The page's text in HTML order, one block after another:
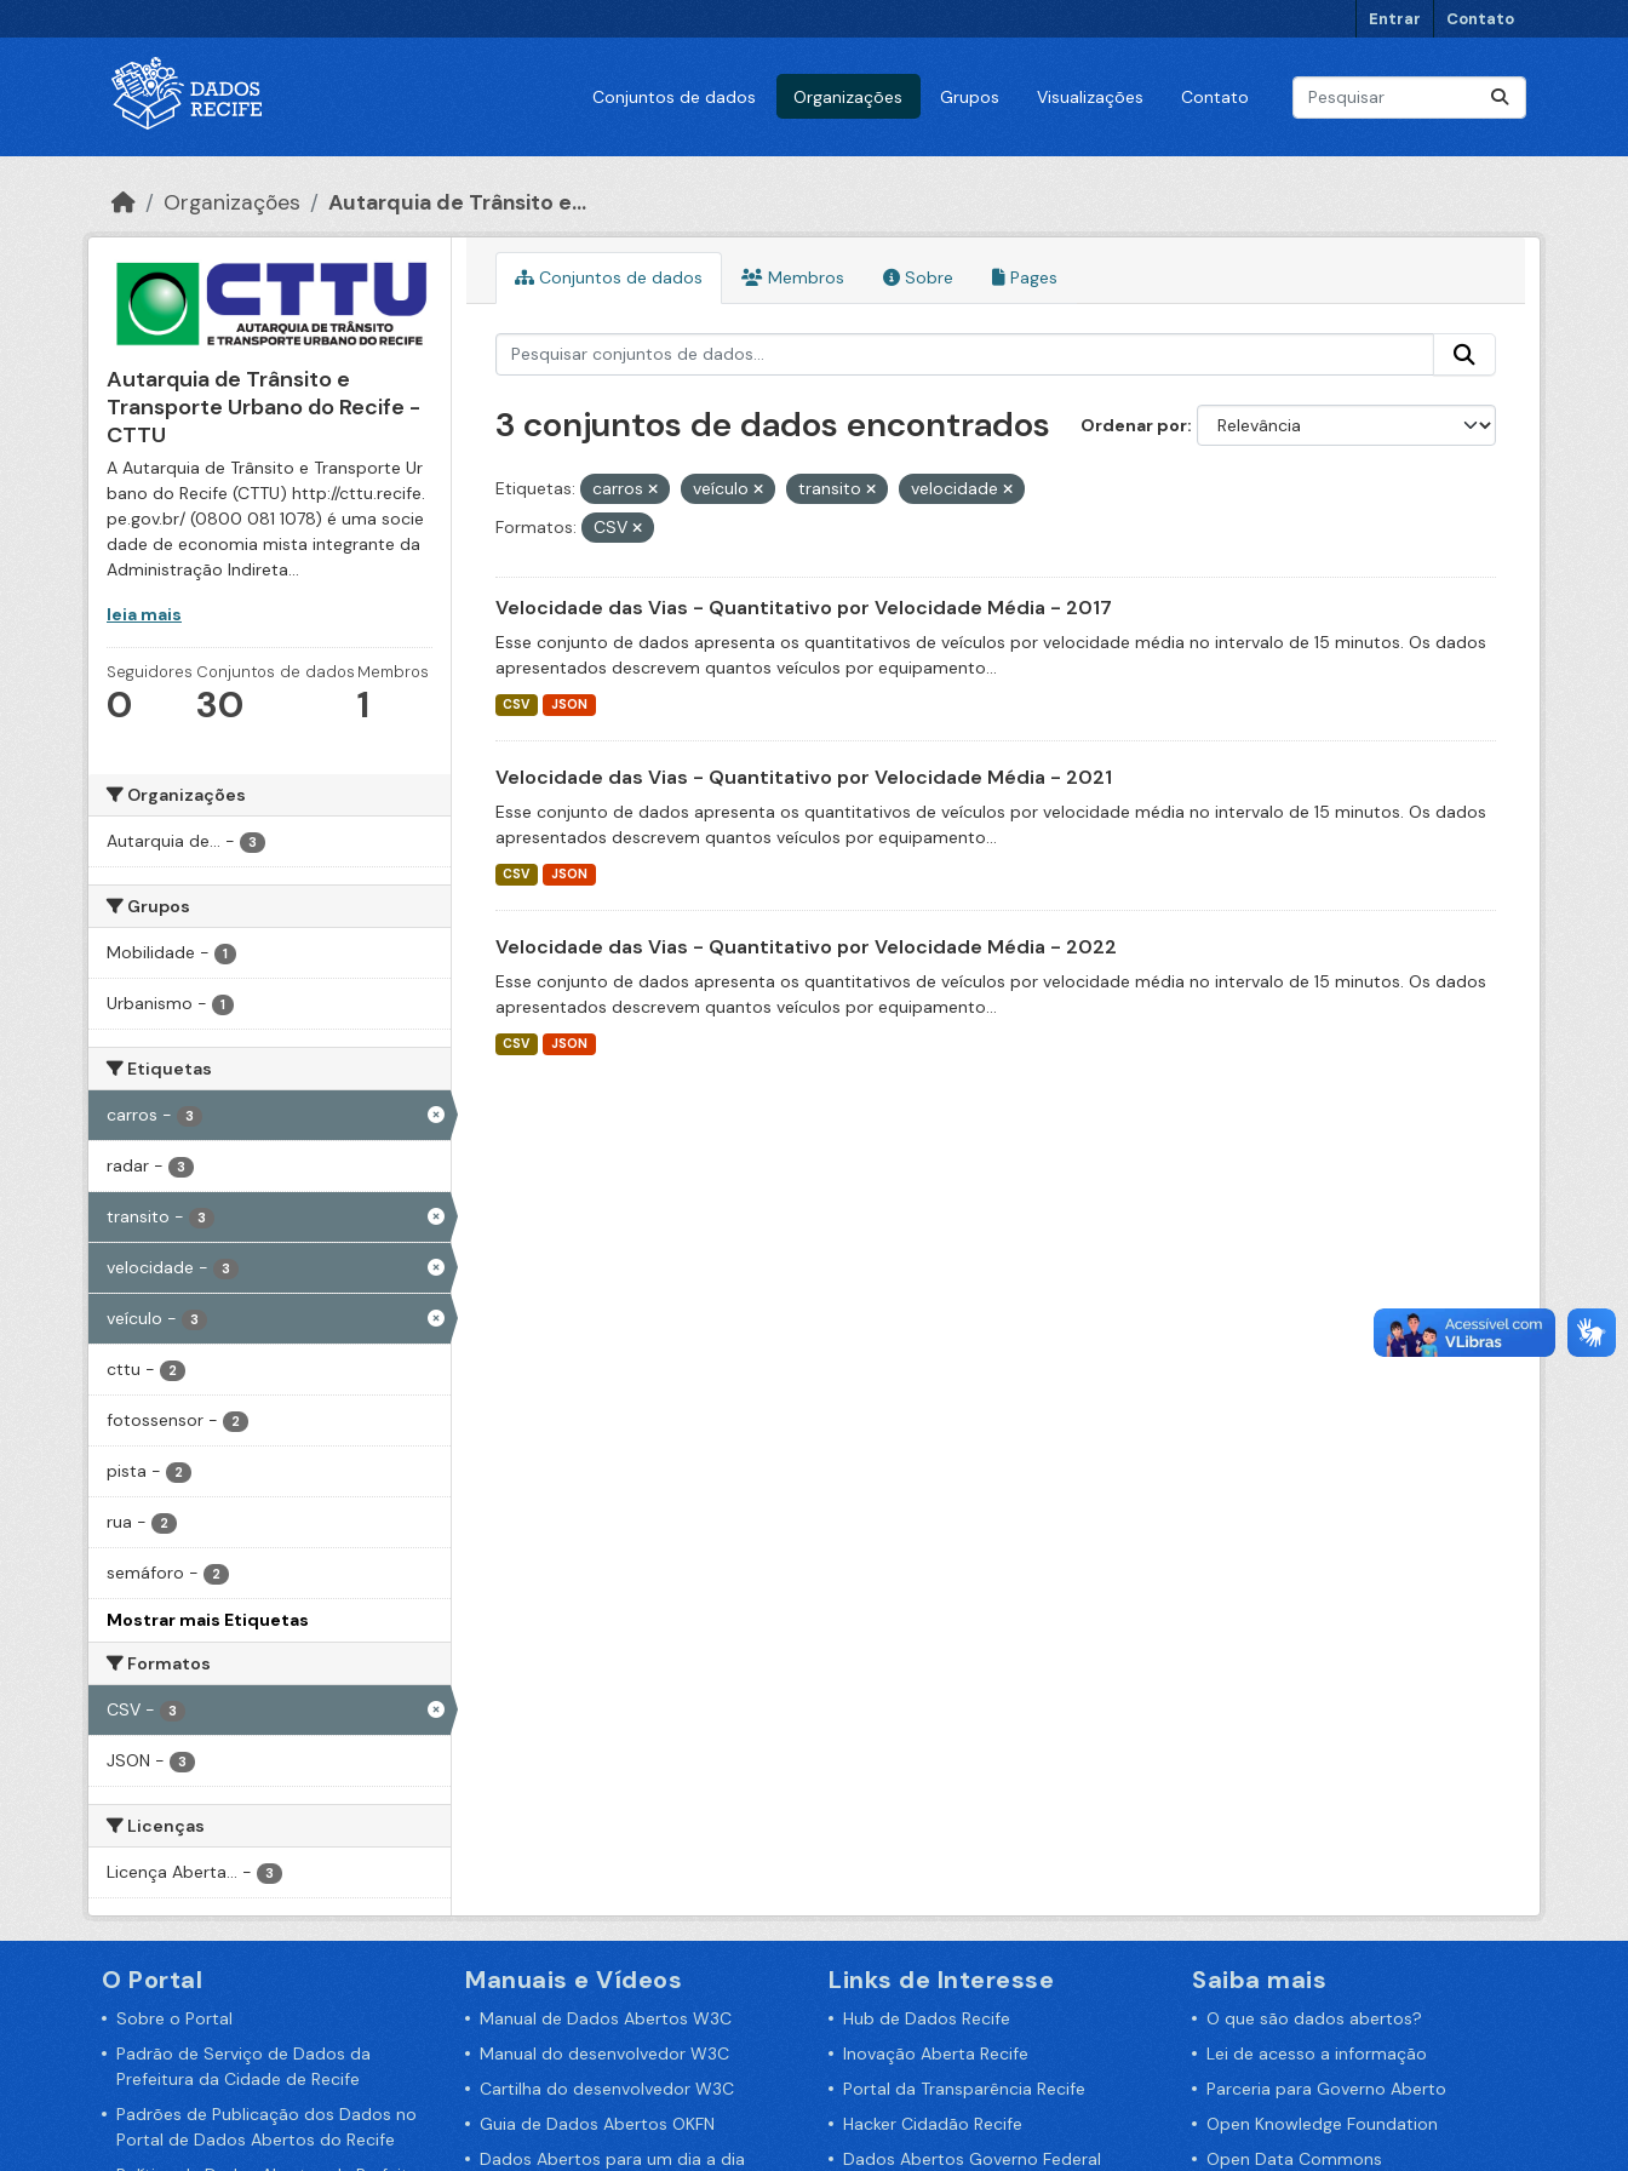
Entrar Contato
Conjuntos de dados Organizações Grupos Visualizações Contato
Organizações Autarquia de Trânsito e...
Autarquia de Trânsito e
Transporte Urbano do Recife -
CTTU
A Autarquia de Trânsito e Transporte Ur
bano do Recife (CTTU) http://cttu.recife.
pe.gov.br/ (0800 081 1078) é uma socie
dade de economia mista integrante da
Administração Indireta...
leia mais
Seguidores
0
Conjuntos de dados
30
Membros
1
Organizações
Autarquia de... - 3
Grupos
Mobilidade - 1
Urbanismo - 1
Etiquetas
carros - 3
radar - 3
transito - 3
velocidade - 3
veículo - 3
cttu - 2
fotossensor - 2
pista - 2
rua - 2
semáforo - 2
Mostrar mais Etiquetas
Formatos
CSV - 3
JSON - 3
Licenças
Licença Aberta... - 3
Conjuntos de dados Membros Sobre Pages
Ordenar por
3 conjuntos de dados encontrados
Etiquetas: carros veículo transito
velocidade
Formatos:
CSV
Velocidade das Vias - Quantitativo por Velocidade Média - 2017
Esse conjunto de dados apresenta os quantitativos de veículos por velocidade média no intervalo de 15 minutos. Os dados
apresentados descrevem quantos veículos por equipamento...
CSV JSON
Velocidade das Vias - Quantitativo por Velocidade Média - 2021
Esse conjunto de dados apresenta os quantitativos de veículos por velocidade média no intervalo de 15 minutos. Os dados
apresentados descrevem quantos veículos por equipamento...
CSV JSON
Velocidade das Vias - Quantitativo por Velocidade Média - 2022
Esse conjunto de dados apresenta os quantitativos de veículos por velocidade média no intervalo de 15 minutos. Os dados
apresentados descrevem quantos veículos por equipamento...
CSV JSON
O Portal
Sobre o Portal
Padrão de Serviço de Dados da
Prefeitura da Cidade de Recife
Padrões de Publicação dos Dados no
Portal de Dados Abertos do Recife
Manuais e Vídeos
Manual de Dados Abertos W3C
Manual do desenvolvedor W3C
Cartilha do desenvolvedor W3C
Guia de Dados Abertos OKFN
Dados Abertos para um dia a dia
Links de Interesse
Hub de Dados Recife
Inovação Aberta Recife
Portal da Transparência Recife
Hacker Cidadão Recife
Dados Abertos Governo Federal
Saiba mais
O que são dados abertos?
Lei de acesso a informação
Parceria para Governo Aberto
Open Knowledge Foundation
Open Data Commons